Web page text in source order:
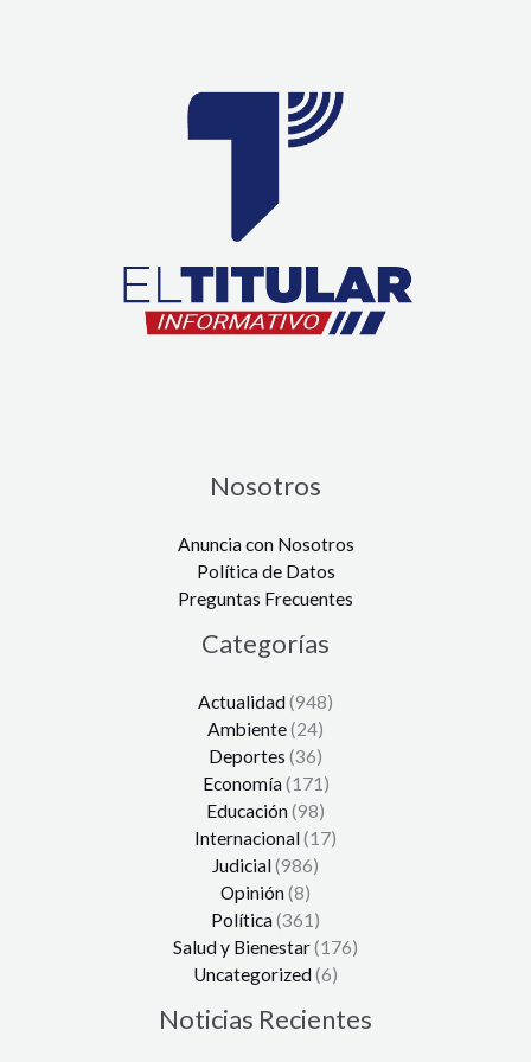
Nosotros
Anuncia con Nosotros
Política de Datos
Preguntas Frecuentes
Categorías
Actualidad(948)
Ambiente(24)
Deportes (36)
Economía(171)
Educación(98)
Internacional(17)
Judicial(986)
Opinión(8)
Política(361)
Salud y Bienestar(176)
Uncategorized(6)
Noticias Recientes